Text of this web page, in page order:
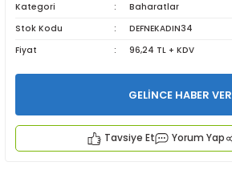
Kategori
Baharatlar
Stok Kodu
DEFNEKADIN34
Fiyat
96,24 TL + KDV
GELİNCE HABER VER
Tavsiye Et Yorum Yap